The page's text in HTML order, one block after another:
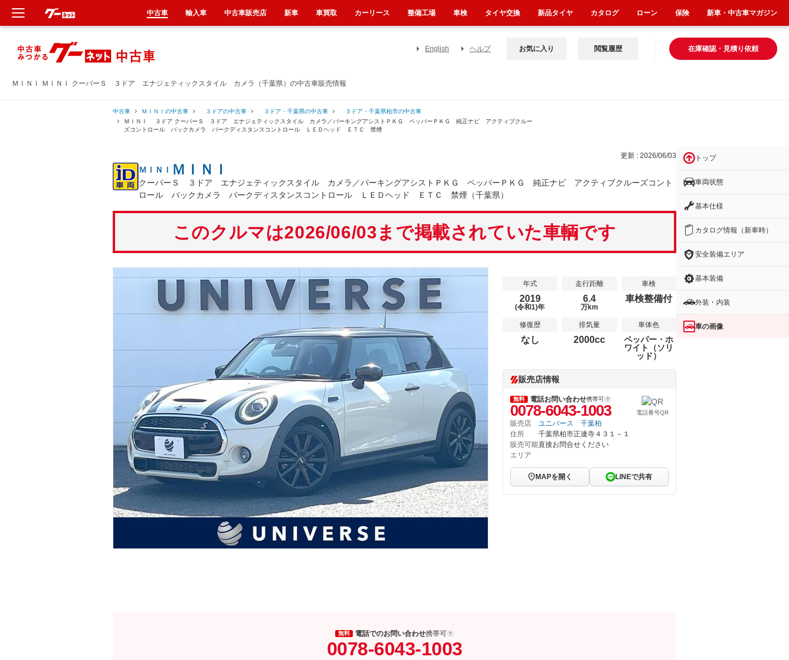
ＭＩＮＩ ＭＩＮＩ クーパーＳ ３ドア エナジェティックスタイル カメラ（千葉県）の中古車販売情報
English ヘルプ 在庫確認・見積り依頼
お気に入り 閲覧履歴
中古車 ＭＩＮＩの中古車 ３ドアの中古車 ３ドア・千葉県の中古車
３ドア・千葉県柏市の中古車
ＭＩＮＩ ３ドア クーパーＳ ３ドア エナジェティックスタイル カメラ／パーキングアシストＰＫＧ ペッパーＰＫＧ 純正ナビ アクティブクルー
ズコントロール バックカメラ パークディスタンスコントロール ＬＥＤヘッド ＥＴＣ 禁煙
更新 : 2026/06/03
ＭＩＮＩ ＭＩＮＩ
クーパーＳ ３ドア エナジェティックスタイル カメラ／パーキングアシストＰＫＧ ペッパーＰＫＧ 純正ナビ アクティブクルーズコント
ロール バックカメラ パークディスタンスコントロール ＬＥＤヘッド ＥＴＣ 禁煙（千葉県）
このクルマは2026/06/03まで掲載されていた車輌です
年式
2019
(令和1)年
走行距離
6.4
万km
車検
車検整備付
修復歴
なし
排気量
2000cc
車体色
ペッパー・ホ
ワイト（ソリ
ッド）
販売店情報
無料 電話お問い合わせ携帯可
0078-6043-1003 電話番号QR
販売店
ユニバース 千葉柏
住所
千葉県柏市正連寺４３１－１
販売可能
エリア
直接お問合せください
MAPを開く LINEで共有
無料 電話でのお問い合わせ携帯可
0078-6043-1003
トップ
車両状態
基本仕様
カタログ情報（新車時）
安全装備エリア
基本装備
外装・内装
車の画像
中古車 輸入車 中古車販売店 新車 車買取 カーリース 整備工場 車検 タイヤ交換 新品タイヤ カタログ ローン 保険 新車・中古車マガジン
新車
中古車